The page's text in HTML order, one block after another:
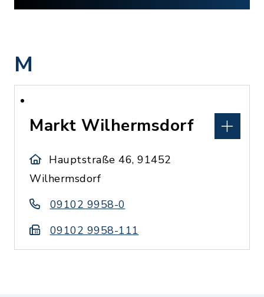
M
Markt Wilhermsdorf
Hauptstraße 46, 91452
Wilhermsdorf
09102 9958-0
09102 9958-111